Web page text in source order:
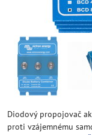
Diodový propojovač
proti vzájemnému